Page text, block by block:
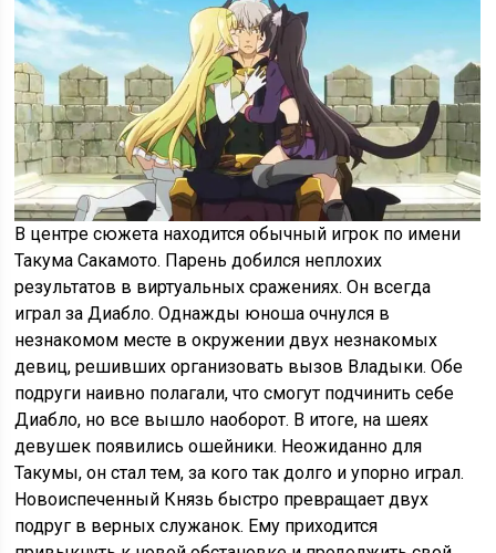
В центре сюжета находится обычный игрок по имени
Такума Сакамото. Парень добился неплохих
результатов в виртуальных сражениях. Он всегда
играл за Диабло. Однажды юноша очнулся в
незнакомом месте в окружении двух незнакомых
девиц, решивших организовать вызов Владыки. Обе
подруги наивно полагали, что смогут подчинить себе
Диабло, но все вышло наоборот. В итоге, на шеях
девушек появились ошейники. Неожиданно для
Такумы, он стал тем, за кого так долго и упорно играл.
Новоиспеченный Князь быстро превращает двух
подруг в верных служанок. Ему приходится